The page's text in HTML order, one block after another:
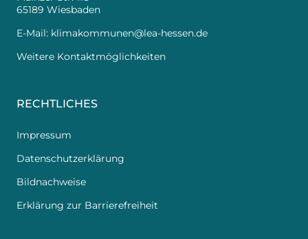
65189 Wiesbaden
E-Mail: klimakommunen@lea-hessen.de
Weitere Kontaktmöglichkeiten
RECHTLICHES
Impressum
Datenschutzerklärung
Bildnachweise
Erklärung zur Barrierefreiheit